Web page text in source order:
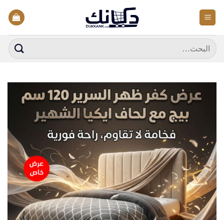
للمحتوى
البحث
عن: